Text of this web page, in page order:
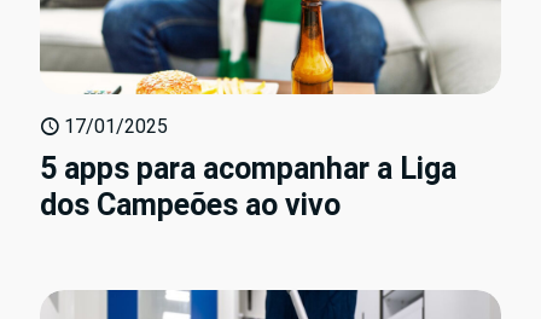
17/01/2025
5 apps para acompanhar a Liga
dos Campeões ao vivo